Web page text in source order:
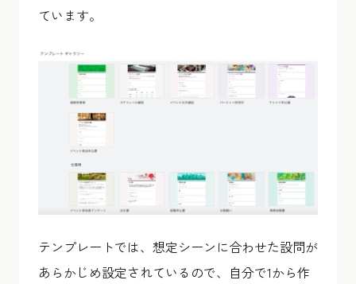
ています。
テンプレートでは、想定シーンに合わせた設問が
あらかじめ設定されているので、自分で1から作